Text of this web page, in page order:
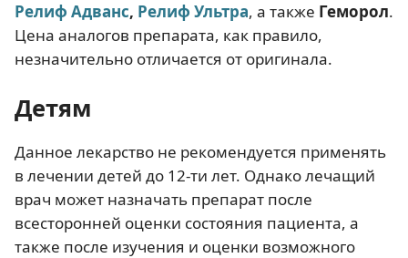
Релиф Адванс, Релиф Ультра, а также Геморол.
Цена аналогов препарата, как правило,
незначительно отличается от оригинала.
Детям
Данное лекарство не рекомендуется применять
в лечении детей до 12-ти лет. Однако лечащий
врач может назначать препарат после
всесторонней оценки состояния пациента, а
также после изучения и оценки возможного